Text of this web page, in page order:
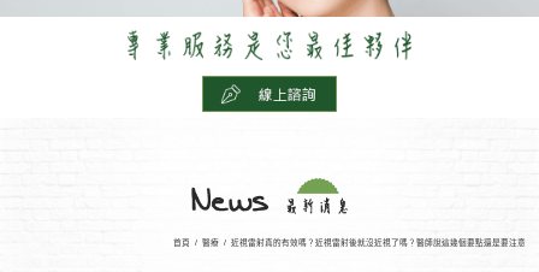
首頁 / 醫療 / 近視雷射真的有效嗎？近視雷射後就沒近視了嗎？醫師說這幾個要點還是要注意